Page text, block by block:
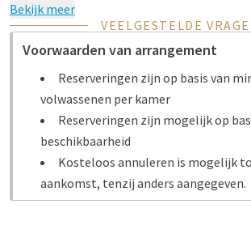
Bekijk meer
VEELGESTELDE
Voorwaarden van arrangement
Reserveringen zijn op basis van
volwassenen per kamer
Reserveringen zijn mogelijk op
beschikbaarheid
Kosteloos annuleren is mogelijk
aankomst, tenzij anders aangegeven.